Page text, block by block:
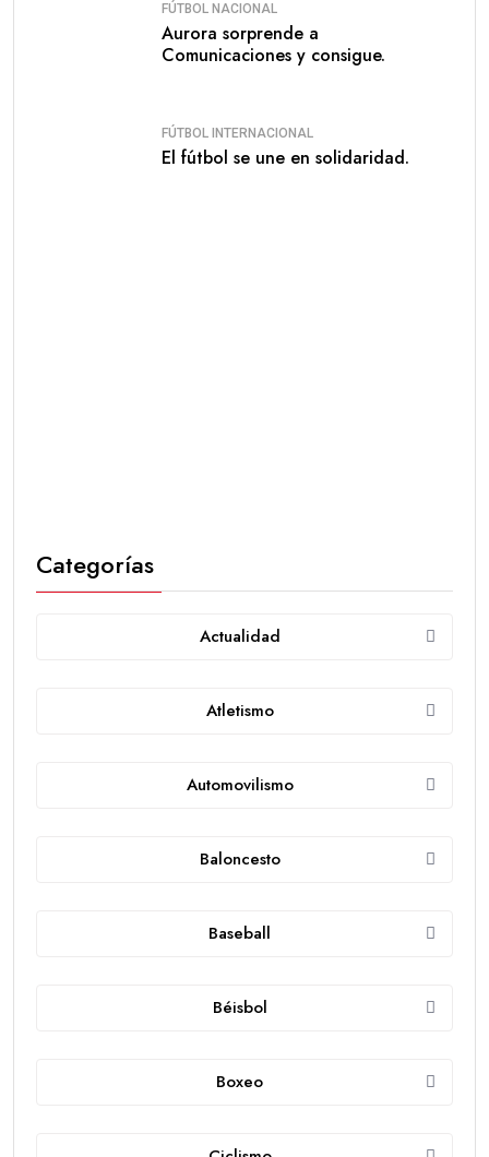
FÚTBOL NACIONAL
Aurora sorprende a
Comunicaciones y consigue.
FÚTBOL INTERNACIONAL
El fútbol se une en solidaridad.
Categorías
Actualidad
Atletismo
Automovilismo
Baloncesto
Baseball
Béisbol
Boxeo